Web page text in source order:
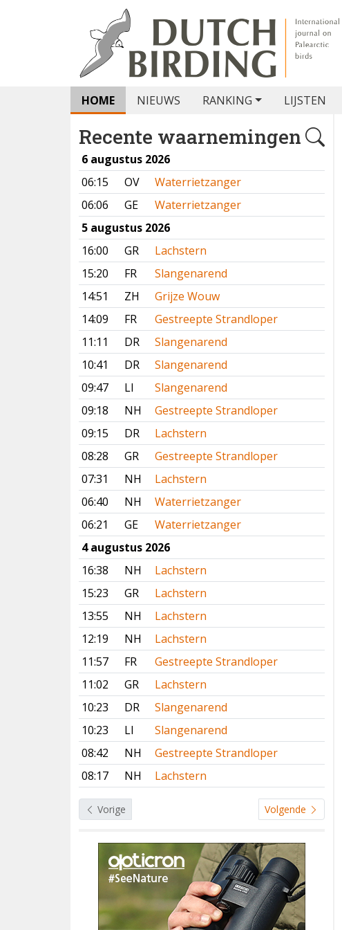
HOME NIEUWS RANKING LIJSTEN
Recente waarnemingen
6 augustus 2026
06:15
OV
Waterrietzanger
06:06
GE
Waterrietzanger
5 augustus 2026
16:00
GR
Lachstern
15:20
FR
Slangenarend
14:51
ZH
Grijze Wouw
14:09
FR
Gestreepte Strandloper
11:11
DR
Slangenarend
10:41
DR
Slangenarend
09:47
LI
Slangenarend
09:18
NH
Gestreepte Strandloper
09:15
DR
Lachstern
08:28
GR
Gestreepte Strandloper
07:31
NH
Lachstern
06:40
NH
Waterrietzanger
06:21
GE
Waterrietzanger
4 augustus 2026
16:38
NH
Lachstern
15:23
GR
Lachstern
13:55
NH
Lachstern
12:19
NH
Lachstern
11:57
FR
Gestreepte Strandloper
11:02
GR
Lachstern
10:23
DR
Slangenarend
10:23
LI
Slangenarend
08:42
NH
Gestreepte Strandloper
08:17
NH Lachstern
Vorige Volgende